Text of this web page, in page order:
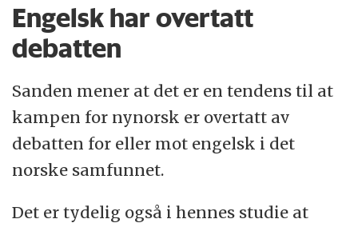
Engelsk har overtatt
debatten
Sanden mener at det er en tendens til at
kampen for nynorsk er overtatt av
debatten for eller mot engelsk i det
norske samfunnet.
Det er tydelig også i hennes studie at